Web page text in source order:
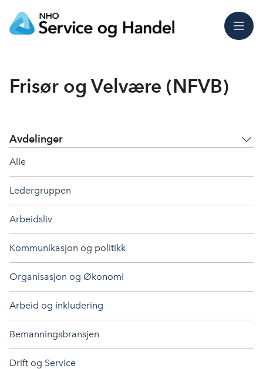
Meny
Frisør og Velvære (NFVB)
Avdelinger
Alle
Ledergruppen
Arbeidsliv
Kommunikasjon og politikk
Organisasjon og Økonomi
Arbeid og inkludering
Bemanningsbransjen
Drift og Service